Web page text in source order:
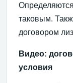
таковым.
договором
Видео:
условия